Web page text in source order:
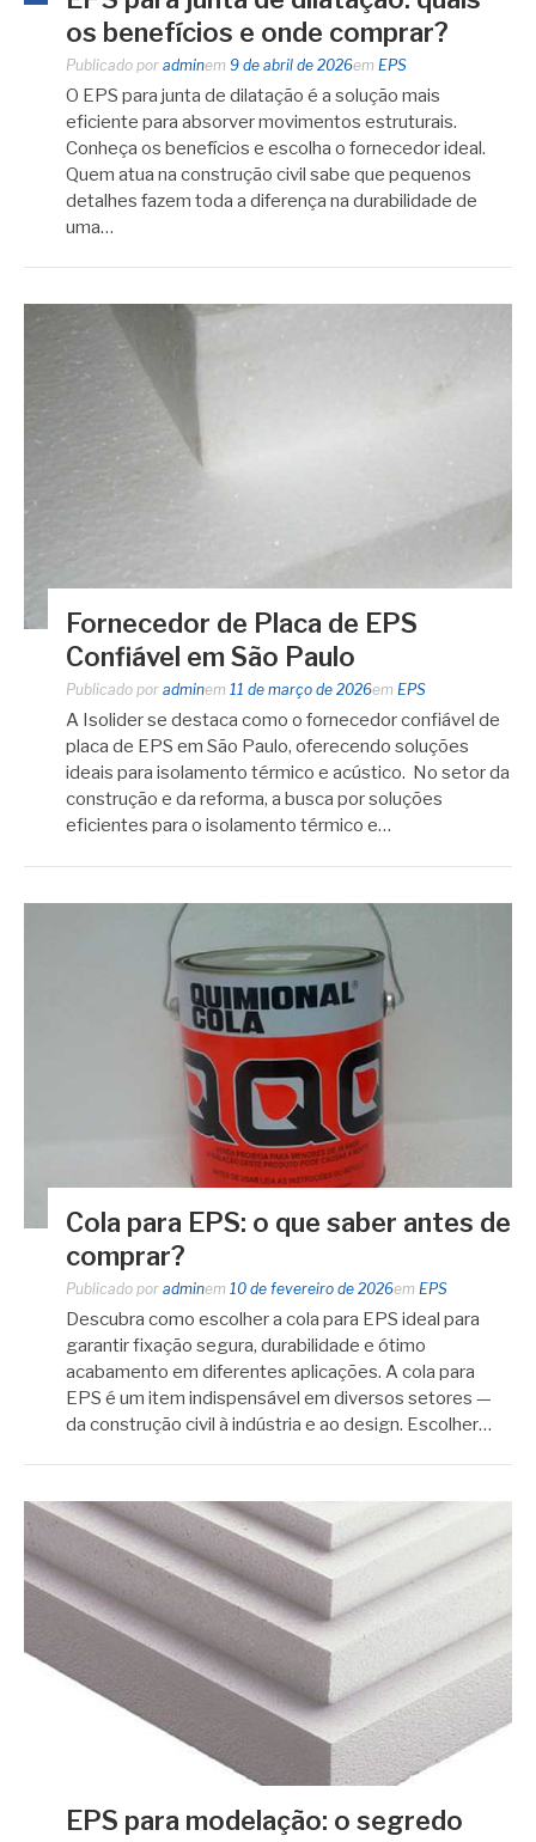
os benefícios e onde comprar?
Publicado por adminem 9 de abril de 2026em EPS
O EPS para junta de dilatação é a solução mais
eficiente para absorver movimentos estruturais.
Conheça os benefícios e escolha o fornecedor ideal.
Quem atua na construção civil sabe que pequenos
detalhes fazem toda a diferença na durabilidade de
uma…
Fornecedor de Placa de EPS
Confiável em São Paulo
Publicado por adminem 11 de março de 2026em EPS
A Isolider se destaca como o fornecedor confiável de
placa de EPS em São Paulo, oferecendo soluções
ideais para isolamento térmico e acústico. No setor da
construção e da reforma, a busca por soluções
eficientes para o isolamento térmico e…
Cola para EPS: o que saber antes de
comprar?
Publicado por adminem 10 de fevereiro de 2026em EPS
Descubra como escolher a cola para EPS ideal para
garantir fixação segura, durabilidade e ótimo
acabamento em diferentes aplicações. A cola para
EPS é um item indispensável em diversos setores —
da construção civil à indústria e ao design. Escolher…
EPS para modelação: o segredo